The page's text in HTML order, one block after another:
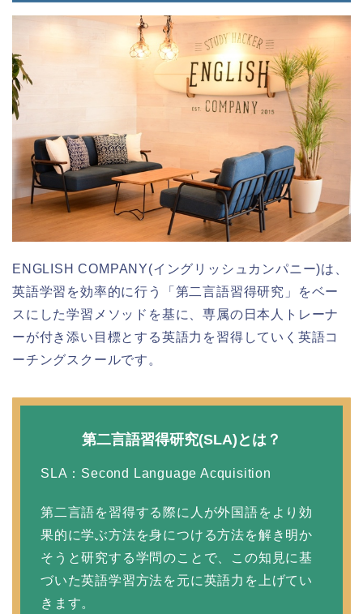
ENGLISH COMPANY(イングリッシュカンパニー)は、
英語学習を効率的に行う「第二言語習得研究」をベー
スにした学習メソッドを基に、専属の日本人トレーナ
ーが付き添い目標とする英語力を習得していく英語コ
ーチングスクールです。
第二言語習得研究(SLA)とは？
SLA：Second Language Acquisition
第二言語を習得する際に人が外国語をより効
果的に学ぶ方法を身につける方法を解き明か
そうと研究する学問のことで、この知見に基
づいた英語学習方法を元に英語力を上げてい
きます。